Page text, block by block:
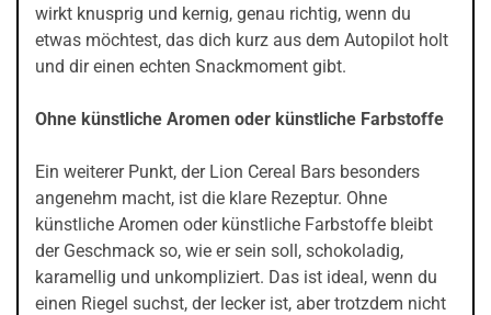
wirkt knusprig und kernig, genau richtig, wenn du
etwas möchtest, das dich kurz aus dem Autopilot holt
und dir einen echten Snackmoment gibt.
Ohne künstliche Aromen oder künstliche Farbstoffe
Ein weiterer Punkt, der Lion Cereal Bars besonders
angenehm macht, ist die klare Rezeptur. Ohne
künstliche Aromen oder künstliche Farbstoffe bleibt
der Geschmack so, wie er sein soll, schokoladig,
karamellig und unkompliziert. Das ist ideal, wenn du
einen Riegel suchst, der lecker ist, aber trotzdem nicht